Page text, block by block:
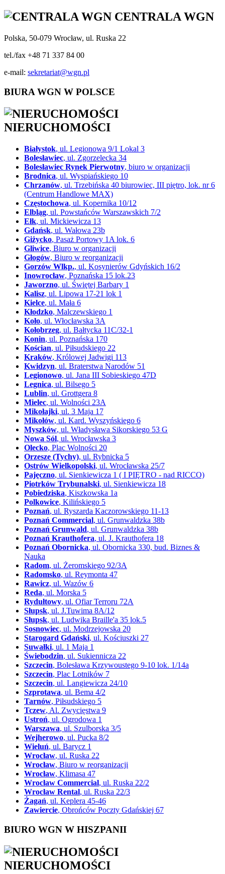
CENTRALA WGN
Polska, 50-079 Wrocław, ul. Ruska 22
tel./fax +48 71 337 84 00
e-mail: sekretariat@wgn.pl
BIURA WGN W POLSCE
NIERUCHOMOŚCI
Białystok, ul. Legionowa 9/1 Lokal 3
Bolesławiec, ul. Zgorzelecka 34
Bolesławiec Rynek Pierwotny, biuro w organizacji
Brodnica, ul. Wyspiańskiego 10
Chrzanów, ul. Trzebińska 40 biurowiec, III piętro, lok. nr 6
(Centrum Handlowe MAX)
Częstochowa, ul. Kopernika 10/12
Elbląg, ul. Powstańców Warszawskich 7/2
Ełk, ul. Mickiewicza 13
Gdańsk, ul. Wałowa 23b
Giżycko, Pasaż Portowy 1A lok. 6
Gliwice, Biuro w organizacji
Głogów, Biuro w reorganizacji
Gorzów Wlkp., ul. Kosynierów Gdyńskich 16/2
Inowrocław, Poznańska 15 lok.23
Jaworzno, ul. Świętej Barbary 1
Kalisz, ul. Lipowa 17-21 lok 1
Kielce, ul. Mała 6
Kłodzko, Malczewskiego 1
Koło, ul. Włocławska 3A
Kołobrzeg, ul. Bałtycka 11C/32-1
Konin, ul. Poznańska 170
Kościan, ul. Piłsudskiego 22
Kraków, Królowej Jadwigi 113
Kwidzyn, ul. Braterstwa Narodów 51
Legionowo, ul. Jana III Sobieskiego 47D
Legnica, ul. Bilsego 5
Lublin, ul. Grottgera 8
Mielec, ul. Wolności 23A
Mikołajki, ul. 3 Maja 17
Mikołów, ul. Kard. Wyszyńskiego 6
Myszków, ul. Władysława Sikorskiego 53 G
Nowa Sól, ul. Wrocławska 3
Olecko, Plac Wolności 20
Orzesze (Tychy), ul. Rybnicka 5
Ostrów Wielkopolski, ul. Wrocławska 25/7
Pajęczno, ul. Sienkiewicza 1 ( I PIĘTRO - nad RICCO)
Piotrków Trybunalski, ul. Sienkiewicza 18
Pobiedziska, Kiszkowska 1a
Polkowice, Kilińskiego 5
Poznań, ul. Ryszarda Kaczorowskiego 11-13
Poznań Commercial, ul. Grunwaldzka 38b
Poznań Grunwald, ul. Grunwaldzka 38b
Poznań Krauthofera, ul. J. Krauthofera 18
Poznań Obornicka, ul. Obornicka 330, bud. Biznes &
Nauka
Radom, ul. Żeromskiego 92/3A
Radomsko, ul. Reymonta 47
Rawicz, ul. Wazów 6
Reda, ul. Morska 5
Rydułtowy, ul. Ofiar Terroru 72A
Słupsk, ul. J.Tuwima 8A/12
Słupsk, ul. Ludwika Braille'a 35 lok.5
Sosnowiec, ul. Modrzejowska 20
Starogard Gdański, ul. Kościuszki 27
Suwałki, ul. 1 Maja 1
Świebodzin, ul. Sukiennicza 22
Szczecin, Bolesława Krzywoustego 9-10 lok. 1/14a
Szczecin, Plac Lotników 7
Szczecin, ul. Langiewicza 24/10
Szprotawa, ul. Bema 4/2
Tarnów, Piłsudskiego 5
Tczew, Al. Zwycięstwa 9
Ustroń, ul. Ogrodowa 1
Warszawa, ul. Szulborska 3/5
Wejherowo, ul. Pucka 8/2
Wieluń, ul. Barycz 1
Wrocław, ul. Ruska 22
Wrocław, Biuro w reorganizacji
Wrocław, Klimasa 47
Wrocław Commercial, ul. Ruska 22/2
Wrocław Rental, ul. Ruska 22/3
Żagań, ul. Keplera 45-46
Zawiercie, Obrońców Poczty Gdańskiej 67
BIURO WGN W HISZPANII
NIERUCHOMOŚCI